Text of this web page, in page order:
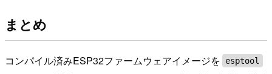
まとめ
コンパイル済みESP32ファームウェアイメージを esptool